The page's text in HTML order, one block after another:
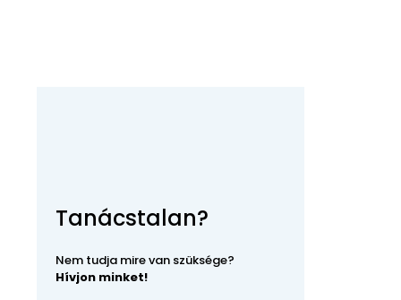
Tanácstalan?
Nem tudja mire van szüksége?
Hívjon minket!